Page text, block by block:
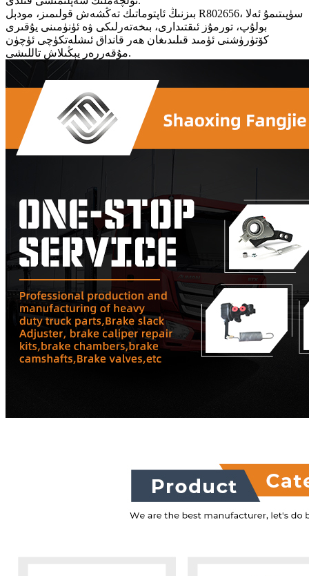
بىزنىڭ ئاپتوماتىك تەڭشەش قولىمىز، مودېل R802656، سۈپىتىمۇ ئەلا
بولۇپ، تورمۇز ئىقتىدارى، بىخەتەرلىكى ۋە ئۈنۈمىنى يۇقىرى
كۆتۈرۈشنى ئۈمىد قىلىدىغان ھەر قانداق ئىشلەتكۈچى ئۈچۈن
مۇقەررەر يېڭىلاش تاللىشى.